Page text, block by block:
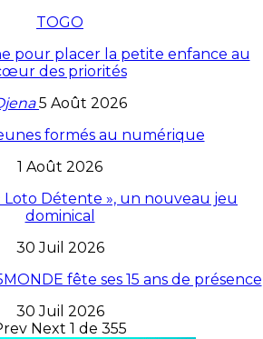
TOGO
pour placer la petite enfance au
des priorités
5 Août 2026
formés au numérique
1 Août 2026
Loto Détente », un nouveau jeu
dominical
30 Juil 2026
fête ses 15 ans de présence
30 Juil 2026
Next 1 de 355